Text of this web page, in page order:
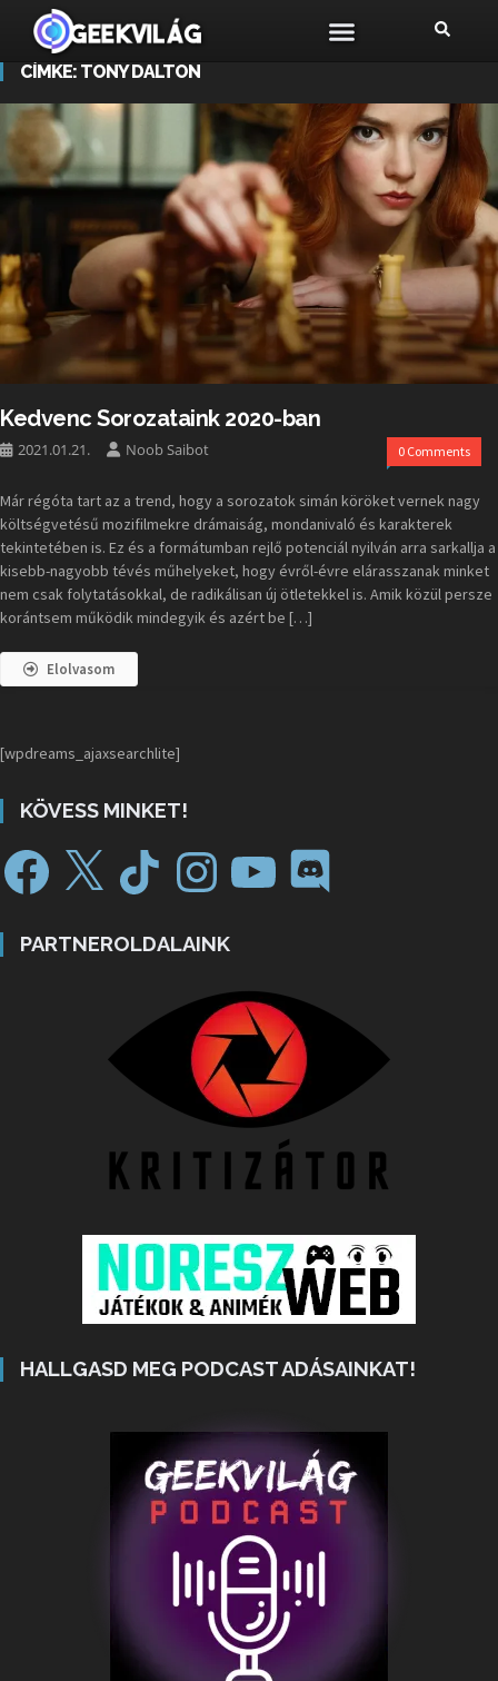
CÍMKE: TONY DALTON
Kedvenc Sorozataink 2020-ban
2021.01.21. Noob Saibot 0 Comments
Már régóta tart az a trend, hogy a sorozatok simán köröket vernek nagy
költségvetésű mozifilmekre drámaiság, mondanivaló és karakterek
tekintetében is. Ez és a formátumban rejlő potenciál nyilván arra sarkallja a
kisebb-nagyobb tévés műhelyeket, hogy évről-évre elárasszanak minket
nem csak folytatásokkal, de radikálisan új ötletekkel is. Amik közül persze
korántsem működik mindegyik és azért be […]
Elolvasom
[wpdreams_ajaxsearchlite]
KÖVESS MINKET!
PARTNEROLDALAINK
HALLGASD MEG PODCAST ADÁSAINKAT!